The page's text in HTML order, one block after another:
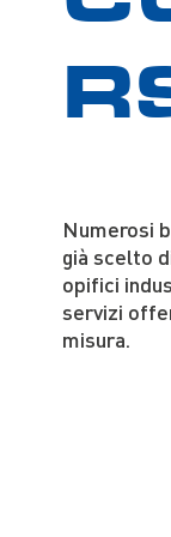
Numerosi
già scelto
opifici
servizi
misura.